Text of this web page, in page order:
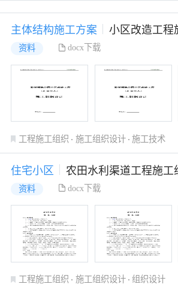
主体结构施工方案 小区改造工程
资料 docx下载
工程施工组织 施工组织设计 施工技术
住宅小区 农田水利渠道工程施工
资料 docx下载
工程施工组织 施工组织设计 组织设计